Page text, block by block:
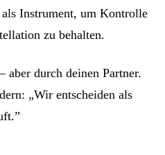
Instrument, um Kontrolle
zu behalten.
durch deinen Partner.
„Wir entscheiden als